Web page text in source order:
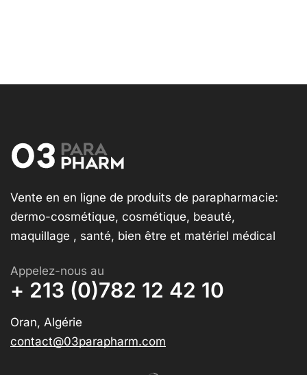
Vente en en ligne de produits de parapharmacie:
dermo-cosmétique, cosmétique, beauté,
maquillage , santé, bien être et matériel médical
Appelez-nous au
+ 213 (0)782 12 42 10
Oran, Algérie
contact@03parapharm.com